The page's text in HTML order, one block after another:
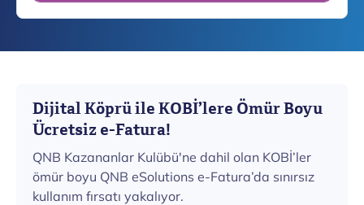
Dijital Köprü ile KOBİ’lere Ömür Boyu
Ücretsiz e-Fatura!
QNB Kazananlar Kulübü'ne dahil olan KOBİ’ler
ömür boyu QNB eSolutions e-Fatura’da sınırsız
kullanım fırsatı yakalıyor.